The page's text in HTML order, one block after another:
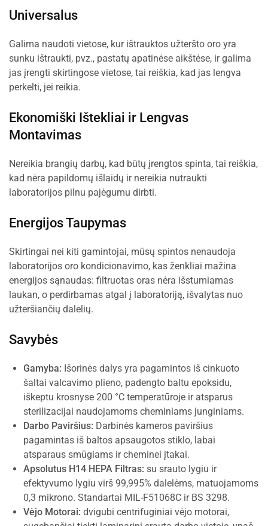
Universalus
Galima naudoti vietose, kur ištrauktos užteršto oro yra
sunku ištraukti, pvz., pastatų apatinėse aikštėse, ir galima
jas įrengti skirtingose vietose, tai reiškia, kad jas lengva
perkelti, jei reikia.
Ekonomiški Ištekliai ir Lengvas
Montavimas
Nereikia brangių darbų, kad būtų įrengtos spinta, tai reiškia,
kad nėra papildomų išlaidų ir nereikia nutraukti
laboratorijos pilnu pajėgumu dirbti.
Energijos Taupymas
Skirtingai nei kiti gamintojai, mūsų spintos nenaudoja
laboratorijos oro kondicionavimo, kas ženkliai mažina
energijos sąnaudas: filtruotas oras nėra išstumiamas
laukan, o perdirbamas atgal į laboratoriją, išvalytas nuo
užteršiančių dalelių.
Savybės
Gamyba: Išorinės dalys yra pagamintos iš cinkuoto
šaltai valcavimo plieno, padengto baltu epoksidu,
iškeptu krosnyse 200 °C temperatūroje ir atsparus
sterilizacijai naudojamoms cheminiams junginiams.
Darbo Paviršius: Darbinės kameros paviršius
pagamintas iš baltos apsaugotos stiklo, labai
atsparaus smūgiams ir cheminei įtakai.
Apsolutus H14 HEPA Filtras: su srauto lygiu ir
efektyvumo lygiu virš 99,995% dalelėms, matuojamoms
0,3 mikrono. Standartai MIL-F51068C ir BS 3298.
Vėjo Motorai: dvigubi centrifuginiai vėjo motorai,